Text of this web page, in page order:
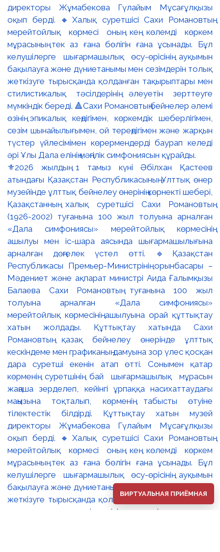
⚜️2026 жылдың 1 тамыз күні Әбілхан Қастеев
атындағы Қазақстан Республикасының Ұлттық өнер
музейінде ұлттық бейнелеу өнерінің көрнекті шебері,
Қазақстанның халық суретшісі Сахи Романовтың
(1926-2002) туғанына 100 жыл толуына арналған
«Дала симфониясы» мерейтойлық көрмесінің
ашылуы мен іс-шара аясында шығармашылығына
арналған дөңгелек үстел өтті. 🔹Қазақстан
Республикасы Премьер-Министрінің орынбасары –
Мәдениет және ақпарат министрі Аида Ғалымқызы
Балаева Сахи Романовтың туғанына 100 жыл
толуына арналған «Дала симфониясы»
мерейтойлық көрмесінің ашылуына орай құттықтау
хатын жолдады. Құттықтау хатында Сахи
Романовтың қазақ бейнелеу өнерінде ұлттық
кескіндеме мен графиканың дамуына зор үлес қосқан
дара суретші екенін атап өтті. Сонымен қатар
көрменің суретшінің бай шығармашылық мұрасын
жаңаша зерделеп, кейінгі ұрпаққа насихаттаудағы
маңызына тоқталып, көрменің табысты өтуіне
тілектестік білдірді. Құттықтау хатын музей
директоры Жұмабекова Гүлайым Мұсағұлқызы
оқып берді. 🔸Халық суретшісі Сахи Романовтың
мерейтойлық көрмесі оның кең көлемді көркем
мұрасының тек аз ғана бөлігін ғана ұсынады. Бұл
келушілерге шығармашылық өсу-өрісінің ауқымын
бақылауға және дүниетанымы мен сезімдерін толық
жеткізуге тырысқанда қолданған тақырыптары мен
стилистикалық тәсілдерінің әлеуетін зерттеуге
ВИРТУАЛЬНАЯ ПРИЁМНАЯ